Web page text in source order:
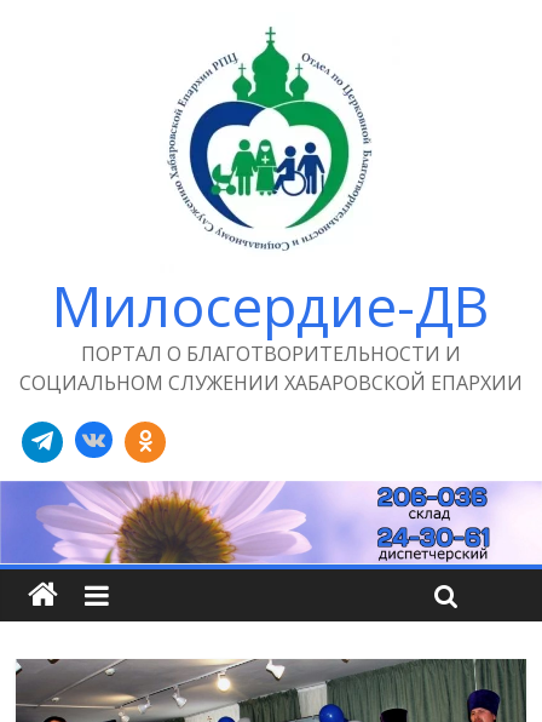
Милосердие-ДВ
ПОРТАЛ О БЛАГОТВОРИТЕЛЬНОСТИ И
СОЦИАЛЬНОМ СЛУЖЕНИИ ХАБАРОВСКОЙ ЕПАРХИИ